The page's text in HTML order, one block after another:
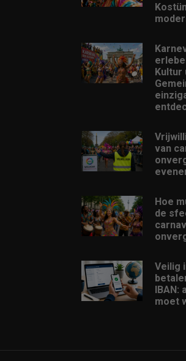
Kultur
van
Hoe
de
Veilig
IBAN:
moet